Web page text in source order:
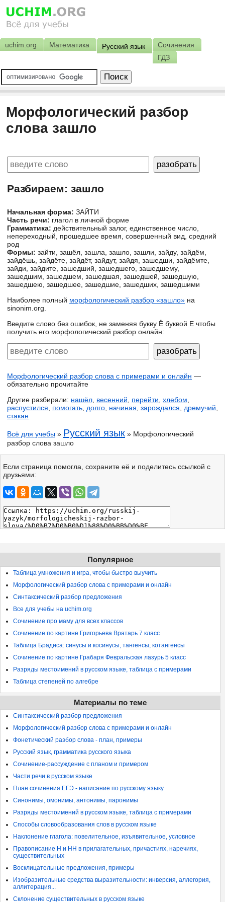
uchim.org Математика Русский язык
Сочинения
ГДЗ
Морфологический разбор
слова зашло
Разбираем: зашло
Начальная форма: ЗАЙТИ
Часть речи: глагол в личной форме
Грамматика: действительный залог, единственное число,
непереходный, прошедшее время, совершенный вид, средний
род
Формы: зайти, зашёл, зашла, зашло, зашли, зайду, зайдём,
зайдёшь, зайдёте, зайдёт, зайдут, зайдя, зашедши, зайдёмте,
зайди, зайдите, зашедший, зашедшего, зашедшему,
зашедшим, зашедшем, зашедшая, зашедшей, зашедшую,
зашедшею, зашедшее, зашедшие, зашедших, зашедшими
Наиболее полный морфологический разбор «зашло» на
sinonim.org.
Введите слово без ошибок, не заменяя букву Ё буквой Е чтобы
получить его морфологический разбор онлайн:
Морфологический разбор слова с примерами и онлайн —
обязательно прочитайте
Другие разбирали: нашёл весенний перейти хлебом
распустился
помогать долго начиная зарождался дремучий
стакан
Всё для учебы » Русский язык » Морфологический
разбор слова зашло
Если страница помогла, сохраните её и поделитесь ссылкой с
друзьями:
Популярное
Таблица умножения и игра, чтобы быстро выучить
Морфологический разбор слова с примерами и онлайн
Синтаксический разбор предложения
Все для учебы на uchim.org
Сочинение про маму для всех классов
Сочинение по картине Григорьева Вратарь 7 класс
Таблица Брадиса: синусы и косинусы, тангенсы, котангенсы
Сочинение по картине Грабаря Февральская лазурь 5 класс
Разряды местоимений в русском языке, таблица с примерами
Таблица степеней по алгебре
Материалы по теме
Синтаксический разбор предложения
Морфологический разбор слова с примерами и онлайн
Фонетический разбор слова - план, примеры
Русский язык, грамматика русского языка
Сочинение-рассуждение с планом и примером
Части речи в русском языке
План сочинения ЕГЭ - написание по русскому языку
Синонимы, омонимы, антонимы, паронимы
Разряды местоимений в русском языке, таблица с примерами
Способы словообразования слов в русском языке
Наклонение глагола: повелительное, изъявительное, условное
Правописание Н и НН в прилагательных, причастиях, наречиях,
существительных
Восклицательные предложения, примеры
Изобразительные средства выразительности: инверсия, аллегория,
аллитерация...
Склонение существительных в русском языке